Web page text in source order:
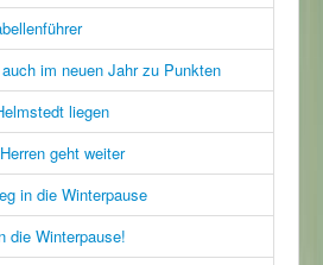
im neuen Jahr zu Punkten
liegen
geht weiter
in die Winterpause
die Winterpause!